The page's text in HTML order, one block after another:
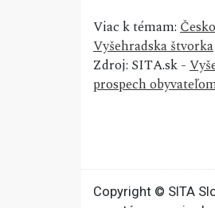
Viac k témam:Česko
Vyšehradska štvorka
Zdroj: SITA.sk -
prospech
Copyright © SITA